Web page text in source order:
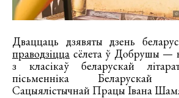
Дваццаць дзявяты дзень
праводзіцца сёлета ў Добрушы —
з класікаў беларускай
пісьменніка
Сацыялістычнай Працы Івана